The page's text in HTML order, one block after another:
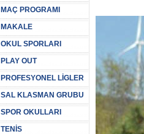
MAÇ PROGRAMI
MAKALE
OKUL SPORLARI
PLAY OUT
PROFESYONEL LİGLER
SAL KLASMAN GRUBU
SPOR OKULLARI
TENİS